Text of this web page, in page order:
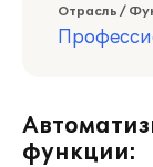
Отрасль /
функции: